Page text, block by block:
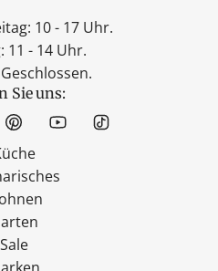
10 - 17 Uhr.
11 - 14 Uhr.
Sie uns:
Sale